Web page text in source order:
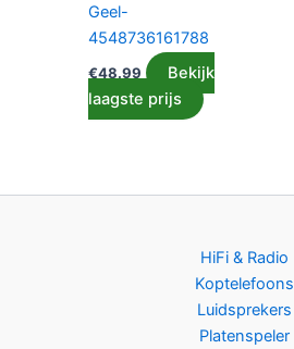
Geel-
4548736161788
€48.99
Bekijk
laagste prijs
HiFi & Radio
Koptelefoons
Luidsprekers
Platenspeler